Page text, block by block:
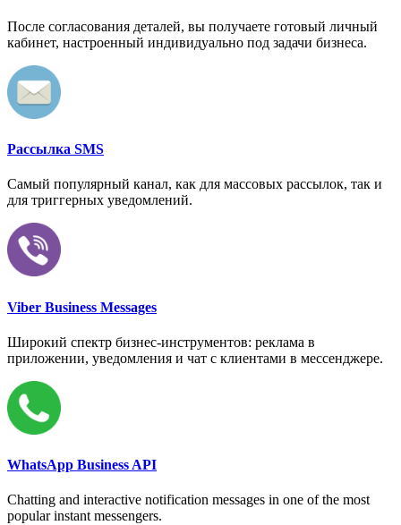
После согласования деталей, вы получаете готовый личный
кабинет, настроенный индивидуально под задачи бизнеса.
Рассылка SMS
Самый популярный канал, как для массовых рассылок, так и
для триггерных уведомлений.
Viber Business Messages
Широкий спектр бизнес-инструментов: реклама в
приложении, уведомления и чат с клиентами в мессенджере.
WhatsApp Business API
Chatting and interactive notification messages in one of the most
popular instant messengers.